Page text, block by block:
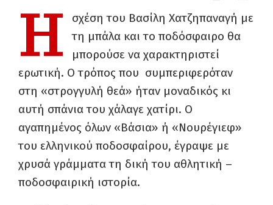
Η
σχέση του Βασίλη Χατζηπαναγή με
τη μπάλα και το ποδόσφαιρο θα
μπορούσε να χαρακτηριστεί
ερωτική. Ο τρόπος που συμπεριφερόταν
στη «στρογγυλή θεά» ήταν μοναδικός κι
αυτή σπάνια του χάλαγε χατίρι. Ο
αγαπημένος όλων «Βάσια» ή «Νουρέγιεφ»
του ελληνικού ποδοσφαίρου, έγραψε με
χρυσά γράμματα τη δική του αθλητική –
ποδοσφαιρική ιστορία.